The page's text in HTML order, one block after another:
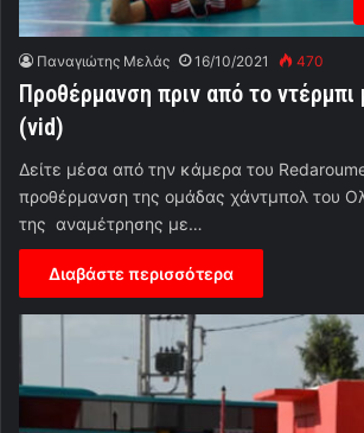
Παναγιώτης Μελάς 16/10/2021 470
Προθέρμανση πριν από το
(vid)
Δείτε μέσα από την κάμερα του
προθέρμανση της ομάδας χάντμπολ του
της αναμέτρησης με…
Διαβάστε περισσότερα